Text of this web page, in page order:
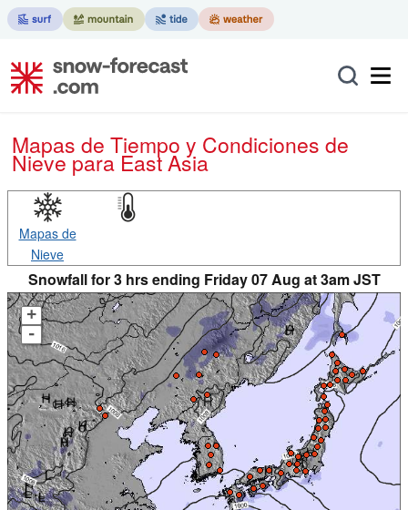
Mapas de Tiempo y Condiciones de
Nievepara East Asia
Mapas de
Nieve
Snowfall for 3 hrs ending Friday 07 Aug at 3am JST
+
-